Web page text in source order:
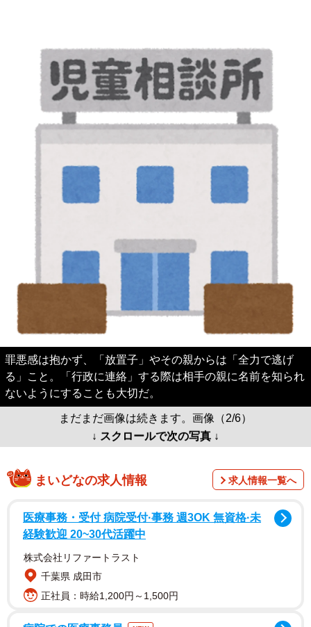
罪悪感は抱かず、「放置子」やその親からは「全力で逃げ
る」こと。「行政に連絡」する際は相手の親に名前を知られ
ないようにすることも大切だ。
まだまだ画像は続きます。画像（2/6）
↓ スクロールで次の写真 ↓
まいどなの求人情報 求人情報一覧へ
医療事務・受付 病院受付·事務 週3OK 無資格·未
経験歓迎 20~30代活躍中
株式会社リファートラスト
千葉県 成田市
正社員：時給1,200円～1,500円